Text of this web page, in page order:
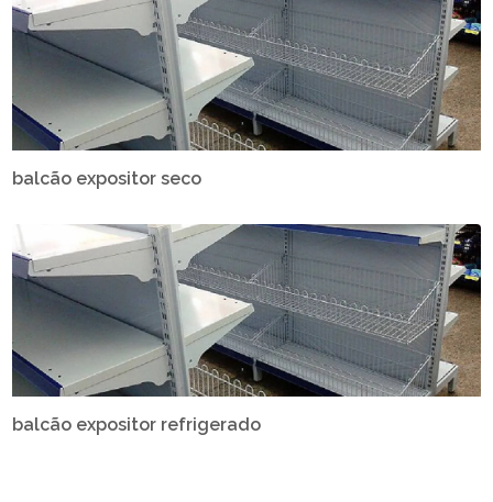
balcão expositor seco
balcão expositor refrigerado